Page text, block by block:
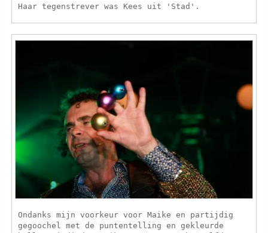
Haar tegenstrever was Kees uit 'Stad'.
Ondanks mijn voorkeur voor Maike en partijdig
gegoochel met de puntentelling en gekleurde